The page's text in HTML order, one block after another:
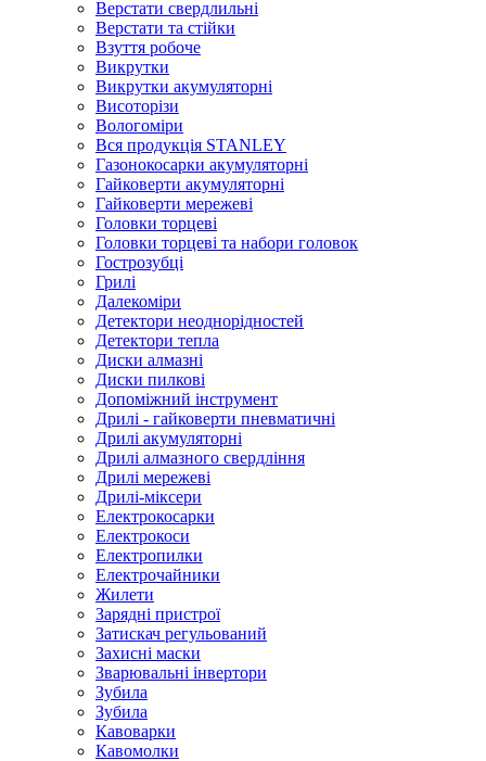
Верстати свердлильні
Верстати та стійки
Взуття робоче
Викрутки
Викрутки акумуляторні
Висоторізи
Вологоміри
Вся продукція STANLEY
Газонокосарки акумуляторні
Гайковерти акумуляторні
Гайковерти мережеві
Головки торцеві
Головки торцеві та набори головок
Гострозубці
Грилі
Далекоміри
Детектори неоднорідностей
Детектори тепла
Диски алмазні
Диски пилкові
Допоміжний інструмент
Дрилі - гайковерти пневматичні
Дрилі акумуляторні
Дрилі алмазного свердління
Дрилі мережеві
Дрилі-міксери
Електрокосарки
Електрокоси
Електропилки
Електрочайники
Жилети
Зарядні пристрої
Затискач регульований
Захисні маски
Зварювальні інвертори
Зубила
Зубила
Кавоварки
Кавомолки